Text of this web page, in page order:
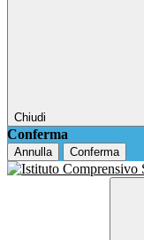
Chiudi
Conferma
Annulla Conferma